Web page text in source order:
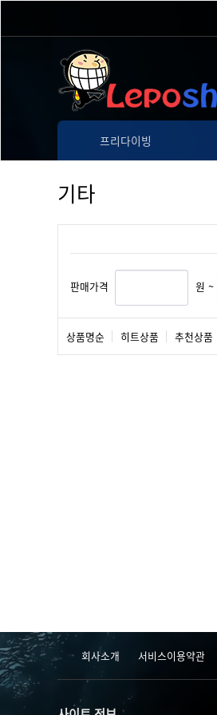
프리다이빙
기타
판매가격 원 ~
상품명순 히트상품 추천상품
회사소개 서비스이용약관